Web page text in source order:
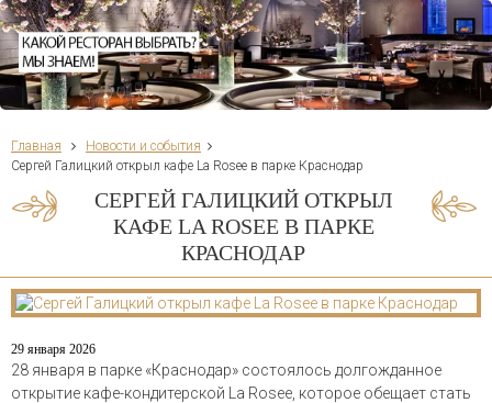
Главная
Новости и события
Сергей Галицкий открыл кафе La Rosee в парке Краснодар
СЕРГЕЙ ГАЛИЦКИЙ ОТКРЫЛ
КАФЕ LA ROSEE В ПАРКЕ
КРАСНОДАР
29 января 2026
28 января в парке «Краснодар» состоялось долгожданное
открытие кафе-кондитерской La Rosee, которое обещает стать